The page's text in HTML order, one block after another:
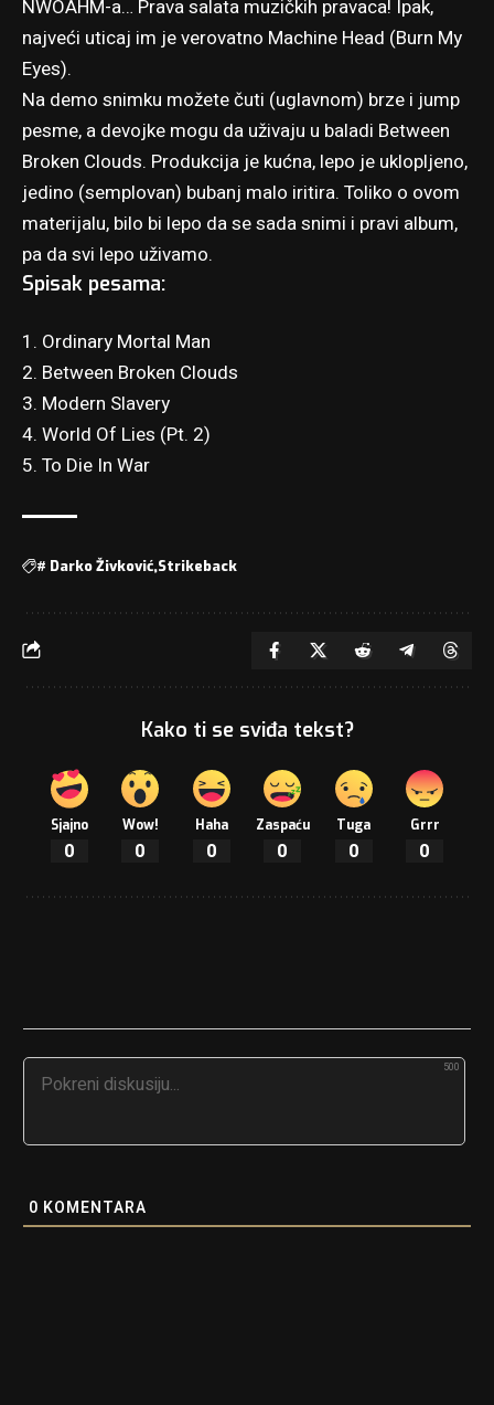
NWOAHM-a… Prava salata muzičkih pravaca! Ipak,
najveći uticaj im je verovatno Machine Head (Burn My
Eyes).
Na demo snimku možete čuti (uglavnom) brze i jump
pesme, a devojke mogu da uživaju u baladi Between
Broken Clouds. Produkcija je kućna, lepo je uklopljeno,
jedino (semplovan) bubanj malo iritira. Toliko o ovom
materijalu, bilo bi lepo da se sada snimi i pravi album,
pa da svi lepo uživamo.
Spisak pesama:
1. Ordinary Mortal Man
2. Between Broken Clouds
3. Modern Slavery
4. World Of Lies (Pt. 2)
5. To Die In War
# Darko Živković Strikeback
Kako ti se sviđa tekst?
Sjajno
0
Wow!
0
Haha
0
Zaspaću
0
Tuga
0
Grrr
0
500
0 KOMENTARA